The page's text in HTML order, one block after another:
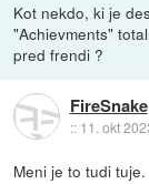
Kot nekdo, ki je
"Achievments"
pred frendi ?
FireSnake
:: 11. okt
Meni je to tudi